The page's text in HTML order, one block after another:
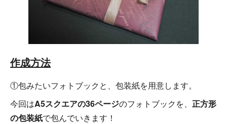
作成方法
①包みたいフォトブックと、包装紙を用意します。
今回はA5スクエアの36ページのフォトブックを、 正方形
の包装紙で包んでいきます！